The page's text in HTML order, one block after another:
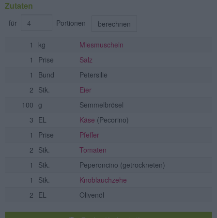
Zutaten
für Portionen berechnen
1 kg
Miesmuscheln
1
Prise
Salz
1
Bund
Petersilie
2 Stk.
Eier
100 g
Semmelbrösel
3 EL Käse (Pecorino)
1
Prise
Pfeffer
2 Stk.
Tomaten
1
Stk. Peperoncino (getrockneten)
1
Stk.
Knoblauchzehe
2 EL Olivenöl